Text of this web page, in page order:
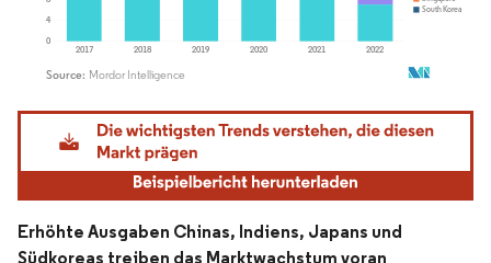
Bild © Mordor Intelligence. Wiederverwendung erfordert Namensnennung gemäß
Erhöhte Ausgaben Chinas, Indiens, Japans und
Südkoreas treiben das Marktwachstum voran